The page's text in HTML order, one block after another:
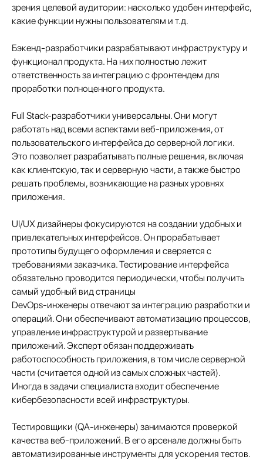
зрения целевой аудитории: насколько удобен интерфейс,
какие функции нужны пользователям и т.д.
Бэкенд-разработчики разрабатывают инфраструктуру и
функционал продукта. На них полностью лежит
ответственность за интеграцию с фронтендем для
проработки полноценного продукта.
Full Stack-разработчики универсальны. Они могут
работать над всеми аспектами веб-приложения, от
пользовательского интерфейса до серверной логики.
Это позволяет разрабатывать полные решения, включая
как клиентскую, так и серверную части, а также быстро
решать проблемы, возникающие на разных уровнях
приложения.
UI/UX дизайнеры фокусируются на создании удобных и
привлекательных интерфейсов. Он прорабатывает
прототипы будущего оформления и сверяется с
требованиями заказчика. Тестирование интерфейса
обязательно проводится периодически, чтобы получить
самый удобный вид страницы
DevOps-инженеры отвечают за интеграцию разработки и
операций. Они обеспечивают автоматизацию процессов,
управление инфраструктурой и развертывание
приложений. Эксперт обязан поддерживать
работоспособность приложения, в том числе серверной
части (считается одной из самых сложных частей).
Иногда в задачи специалиста входит обеспечение
кибербезопасности всей инфраструктуры.
Тестировщики (QA-инженеры) занимаются проверкой
качества веб-приложений. В его арсенале должны быть
автоматизированные инструменты для ускорения тестов.